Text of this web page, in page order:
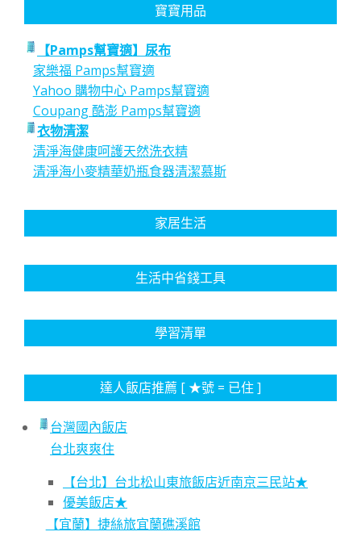
頁
寶寶用品
【Pamps幫寶適】尿布
家樂福 Pamps幫寶適
Yahoo 購物中心 Pamps幫寶適
Coupang 酷澎 Pamps幫寶適
衣物清潔
清淨海健康呵護天然洗衣精
清淨海小麥精華奶瓶食器清潔慕斯
家居生活
生活中省錢工具
學習清單
達人飯店推薦 [ ★號 = 已住 ]
台灣國內飯店
台北爽爽住
【台北】台北松山東旅飯店近南京三民站★
優美飯店★
【宜蘭】捷絲旅宜蘭礁溪館